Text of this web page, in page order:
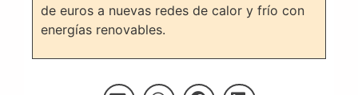
de euros a nuevas redes de calor y frío con
energías renovables.